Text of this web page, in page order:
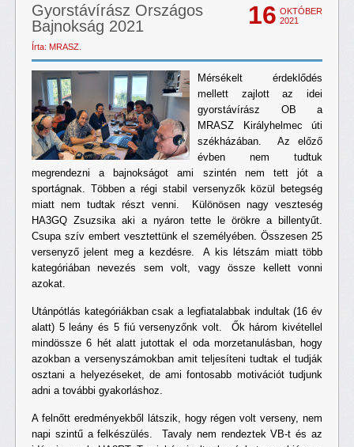
16 OKTÓBER
2021
Gyorstávírász Országos
Bajnokság 2021
Írta: MRASZ.
Mérsékelt érdeklődés
mellett zajlott az idei
gyorstávírász OB a
MRASZ Királyhelmec úti
székházában. Az előző
évben nem tudtuk
megrendezni a bajnokságot ami szintén nem tett jót a
sportágnak. Többen a régi stabil versenyzők közül betegség
miatt nem tudtak részt venni. Különösen nagy veszteség
HA3GQ Zsuzsika aki a nyáron tette le örökre a billentyűt.
Csupa szív embert vesztettünk el személyében. Összesen 25
versenyző jelent meg a kezdésre. A kis létszám miatt több
kategóriában nevezés sem volt, vagy össze kellett vonni
azokat.
Utánpótlás kategóriákban csak a legfiatalabbak indultak (16 év
alatt) 5 leány és 5 fiú versenyzőnk volt. Ők három kivétellel
mindössze 6 hét alatt jutottak el oda morzetanulásban, hogy
azokban a versenyszámokban amit teljesíteni tudtak el tudják
osztani a helyezéseket, de ami fontosabb motivációt tudjunk
adni a további gyakorláshoz.
A felnőtt eredményekből látszik, hogy régen volt verseny, nem
napi szintű a felkészülés. Tavaly nem rendeztek VB-t és az